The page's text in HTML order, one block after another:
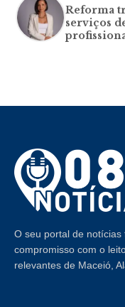
Reforma
serviços
O seu portal de
compromisso com o
relevantes de Maceió,